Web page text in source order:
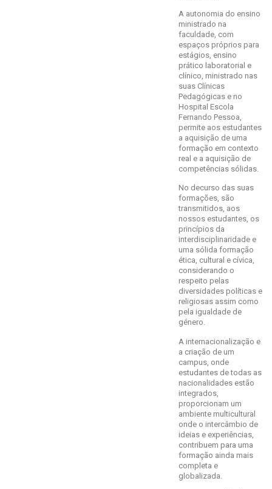
A autonomia do ensino
ministrado na
faculdade, com
espaços próprios para
estágios, ensino
prático laboratorial e
clínico, ministrado nas
suas Clínicas
Pedagógicas e no
Hospital Escola
Fernando Pessoa,
permite aos estudantes
a aquisição de uma
formação em contexto
real e a aquisição de
competências sólidas.
No decurso das suas
formações, são
transmitidos, aos
nossos estudantes, os
princípios da
interdisciplinaridade e
uma sólida formação
ética, cultural e cívica,
considerando o
respeito pelas
diversidades políticas e
religiosas assim como
pela igualdade de
género.
A internacionalização e
a criação de um
campus, onde
estudantes de todas as
nacionalidades estão
integrados,
proporcionam um
ambiente multicultural
onde o intercâmbio de
ideias e experiências,
contribuem para uma
formação ainda mais
completa e
globalizada.